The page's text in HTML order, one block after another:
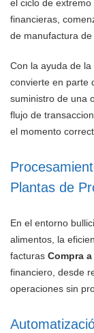
el ciclo de
financieras,
de manufactura
Con la ayuda de
convierte en parte
suministro de una
flujo de
el momento
Plantas de
En el entorno
alimentos, la
facturas Compra a
financiero, desde
operaciones sin